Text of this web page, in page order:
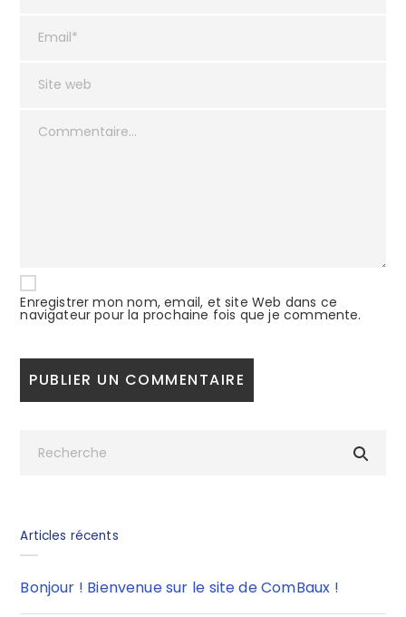
Enregistrer mon nom, email, et site Web dans ce
navigateur pour la prochaine fois que je commente.
Articles récents
Bonjour ! Bienvenue sur le site de ComBaux !